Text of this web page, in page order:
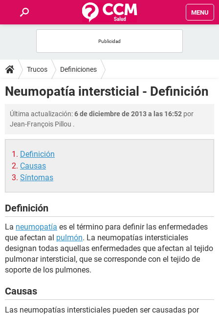
MENU
FOROS
SALUD
FAMILIA
NUTRICIÓN
BIENESTAR
GLOSARIO
Trucos Definiciones
Neumopatía intersticial - Definición
Última actualización:6 de diciembre de 2013 a las 16:52 por
Jean-François Pillou .
Definición
Causas
Síntomas
Definición
La neumopatía es el término para definir las enfermedades
que afectan al pulmón. La neumopatías intersticiales
designan todas aquellas enfermedades que afectan al tejido
pulmonar intersticial, que se corresponde con el tejido de
soporte de los pulmones.
Causas
Las neumopatías intersticiales pueden ser causadas por